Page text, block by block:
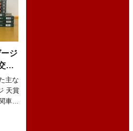
ージ
直
の
主な
天賞
車